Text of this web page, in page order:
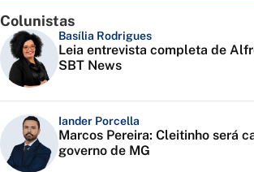
Colunistas
Basília Rodrigues
Leia entrevista completa de
SBT News
Iander Porcella
Marcos Pereira: Cleitinho será
governo de MG